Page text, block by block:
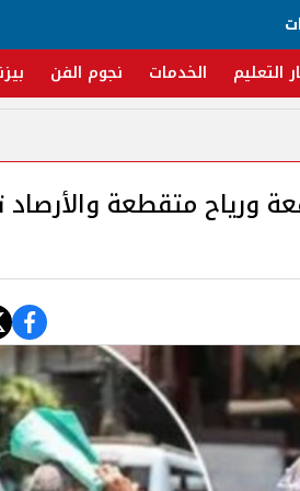
التعليم الخدمات نجوم الفن
ورياح متقطعة